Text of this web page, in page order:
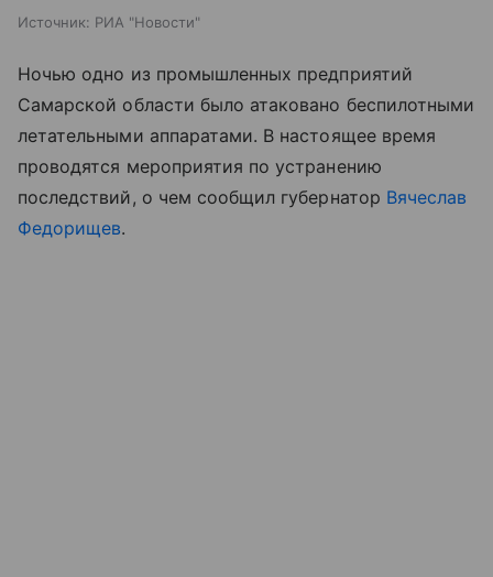
Источник: РИА "Новости"
Ночью одно из промышленных предприятий
Самарской области было атаковано беспилотными
летательными аппаратами. В настоящее время
проводятся мероприятия по устранению
последствий, о чем сообщил губернатор Вячеслав
Федорищев.